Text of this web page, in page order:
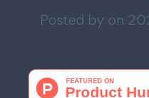
Posted by on